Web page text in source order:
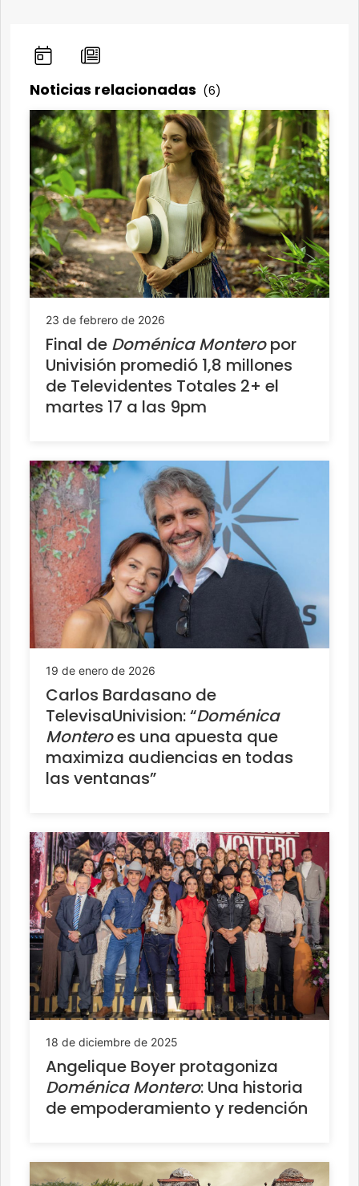
Noticias relacionadas (6)
23 de febrero de 2026
Final de Doménica Monteropor
Univisión promedió 1,8 millones
de Televidentes Totales 2+ el
martes 17 a las 9pm
19 de enero de 2026
Carlos Bardasano de
TelevisaUnivision: “Doménica
Monteroes una apuesta que
maximiza audiencias en todas
las ventanas”
18 de diciembre de 2025
Angelique Boyer protagoniza
Doménica Montero: Una historia
de empoderamiento y redención